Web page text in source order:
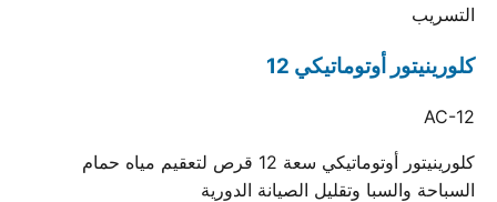
التسريب
كلورينيتور أوتوماتيكي 12
AC-12
كلورينيتور أوتوماتيكي سعة 12 قرص لتعقيم مياه حمام
السباحة والسبا وتقليل الصيانة الدورية